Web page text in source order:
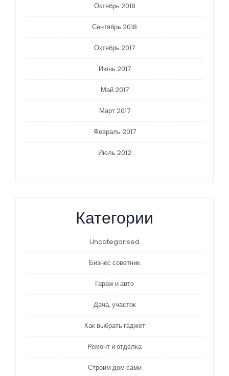
Октябрь 2018
Сентябрь 2018
Октябрь 2017
Июнь 2017
Май 2017
Март 2017
Февраль 2017
Июль 2012
Категории
Uncategorised
Бизнес советник
Гараж и авто
Дача, участок
Как выбрать гаджет
Ремонт и отделка
Строим дом сами